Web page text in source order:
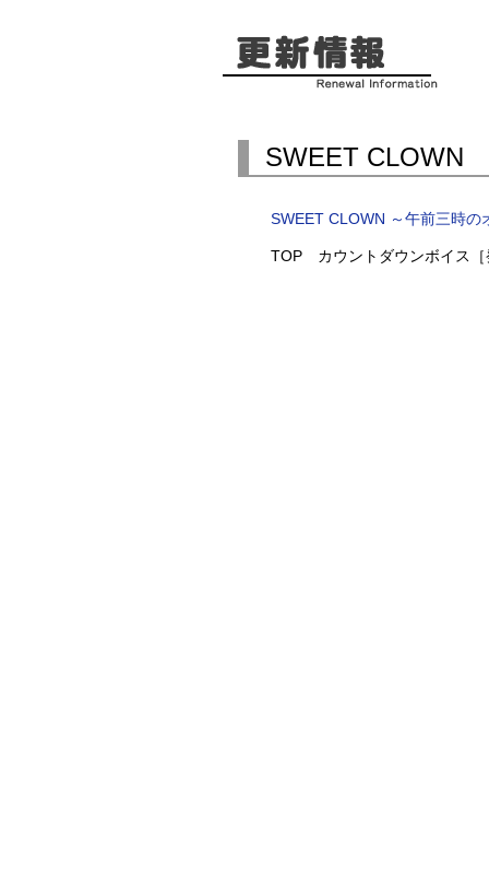
SWEET CLOWN
SWEET CLOWN ～午前三時
TOP カウントダウンボイス［